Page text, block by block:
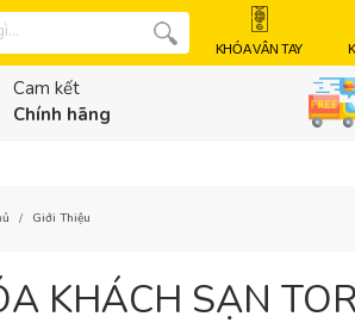
KHÓA VÂN TAY
Cam kết
Chính hãng
Giới Thiệu
KHÁCH SẠN